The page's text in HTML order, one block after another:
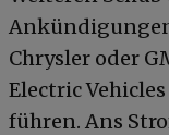
Chrysler oder
Electric
führen. Ans